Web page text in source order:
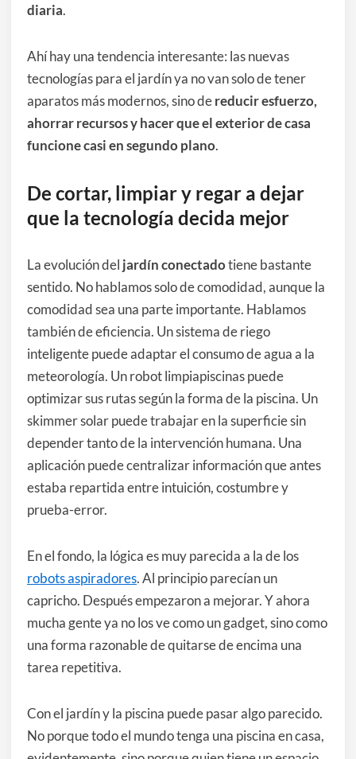
diaria.
Ahí hay una tendencia interesante: las nuevas
tecnologías para el jardín ya no van solo de tener
aparatos más modernos, sino dereducir esfuerzo,
ahorrar recursos y hacer que el exterior de casa
funcione casi en segundo plano.
De cortar, limpiar y regar a dejar
que la tecnología decida mejor
La evolución del jardín conectadotiene bastante
sentido. No hablamos solo de comodidad, aunque la
comodidad sea una parte importante. Hablamos
también de eficiencia. Un sistema de riego
inteligente puede adaptar el consumo de agua a la
meteorología. Un robot limpiapiscinas puede
optimizar sus rutas según la forma de la piscina. Un
skimmer solar puede trabajar en la superficie sin
depender tanto de la intervención humana. Una
aplicación puede centralizar información que antes
estaba repartida entre intuición, costumbre y
prueba-error.
En el fondo, la lógica es muy parecida a la de los
robots aspiradores. Al principio parecían un
capricho. Después empezaron a mejorar. Y ahora
mucha gente ya no los ve como un gadget, sino como
una forma razonable de quitarse de encima una
tarea repetitiva.
Con el jardín y la piscina puede pasar algo parecido.
No porque todo el mundo tenga una piscina en casa,